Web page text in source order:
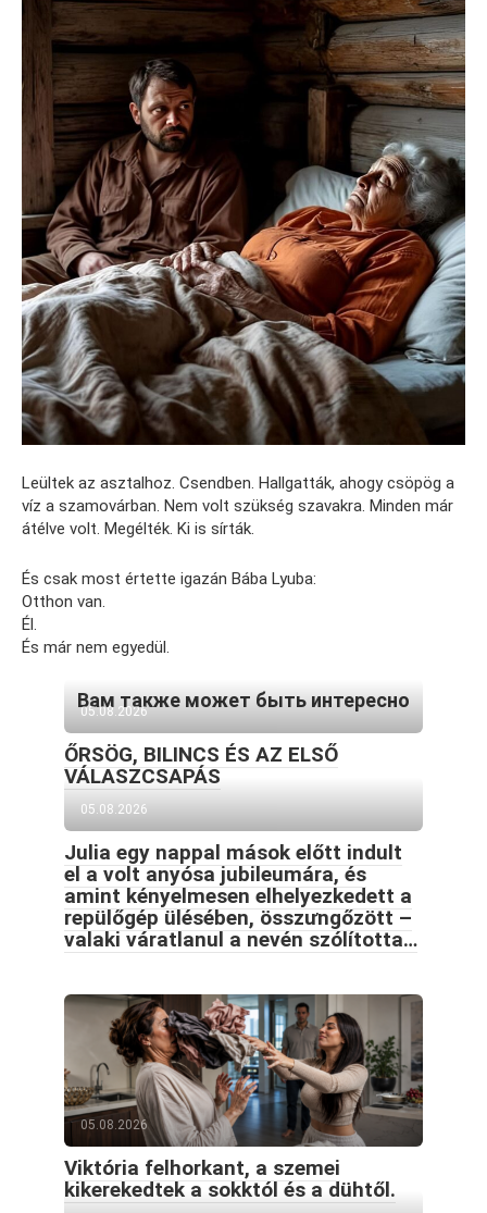
Leültek az asztalhoz. Csendben. Hallgatták, ahogy csöpög a
víz a szamovárban. Nem volt szükség szavakra. Minden már
átélve volt. Megélték. Ki is sírták.
És csak most értette igazán Bába Lyuba:
Otthon van.
Él.
És már nem egyedül.
Вам также может быть интересно
05.08.2026
ŐRSÖG, BILINCS ÉS AZ ELSŐ
VÁLASZCSAPÁS
05.08.2026
Julia egy nappal mások előtt indult
el a volt anyósa jubileumára, és
amint kényelmesen elhelyezkedett a
repülőgép ülésében, összưngőzött –
valaki váratlanul a nevén szólította…
05.08.2026
Viktória felhorkant, a szemei
kikerekedtek a sokktól és a dühtől.